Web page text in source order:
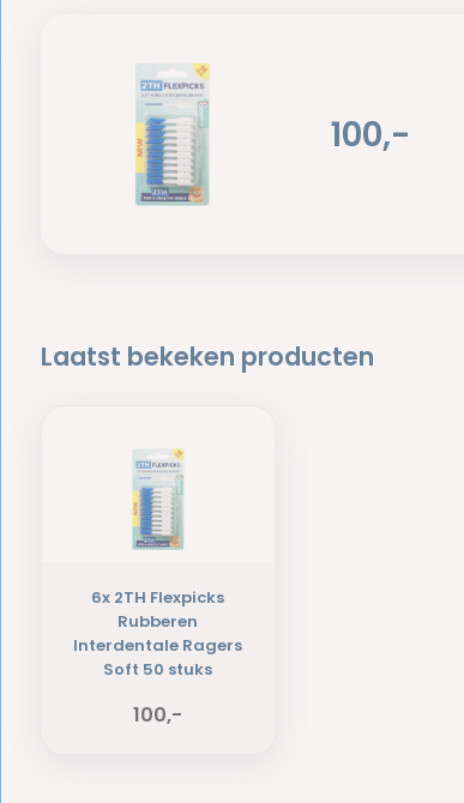
100,-
Laatst bekeken producten
6x 2TH Flexpicks
Rubberen
Interdentale Ragers
Soft 50 stuks
100,-